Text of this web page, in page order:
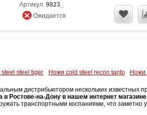
Артикул: 9823_
Ожидается
steel tiger Ножи cold steel recon tanto Ножи
дистрибьютором нескольких известных
в Ростове-на-Дону в нашем интернет
транспортными коспаниями, что заметно